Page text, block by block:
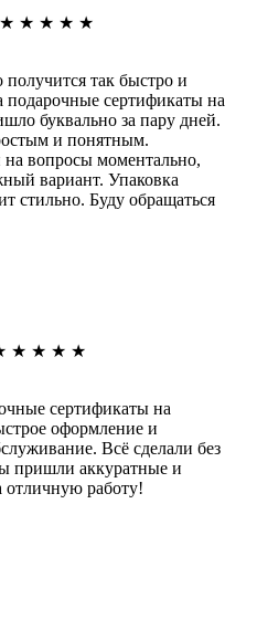
★ ★ ★ ★ ★
так быстро и
подарочные сертификаты на
буквально за пару дней.
и понятным.
вопросы моментально,
вариант. Упаковка
стильно. Буду обращаться
★ ★ ★ ★
сертификаты на
оформление и
Всё сделали без
пришли аккуратные и
отличную работу!